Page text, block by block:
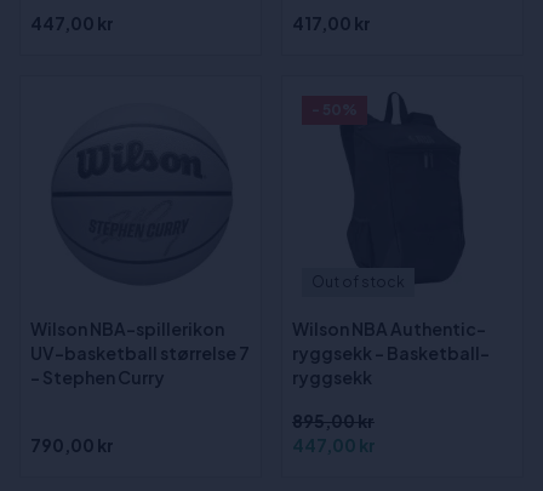
447,00 kr
417,00 kr
Wilson NBA-spillerikon
UV-basketball størrelse 7
- Stephen Curry
790,00 kr
Wilson NBA Authentic-
ryggsekk - Basketball-
ryggsekk
895,00 kr
447,00 kr